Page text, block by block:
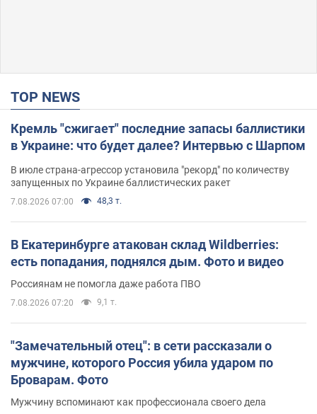
TOP NEWS
Кремль "сжигает" последние запасы баллистики
в Украине: что будет далее? Интервью с Шарпом
В июле страна-агрессор установила "рекорд" по количеству
запущенных по Украине баллистических ракет
7.08.2026 07:00 48,3 т.
В Екатеринбурге атакован склад Wildberries:
есть попадания, поднялся дым. Фото и видео
Россиянам не помогла даже работа ПВО
7.08.2026 07:20 9,1 т.
"Замечательный отец": в сети рассказали о
мужчине, которого Россия убила ударом по
Броварам. Фото
Мужчину вспоминают как профессионала своего дела